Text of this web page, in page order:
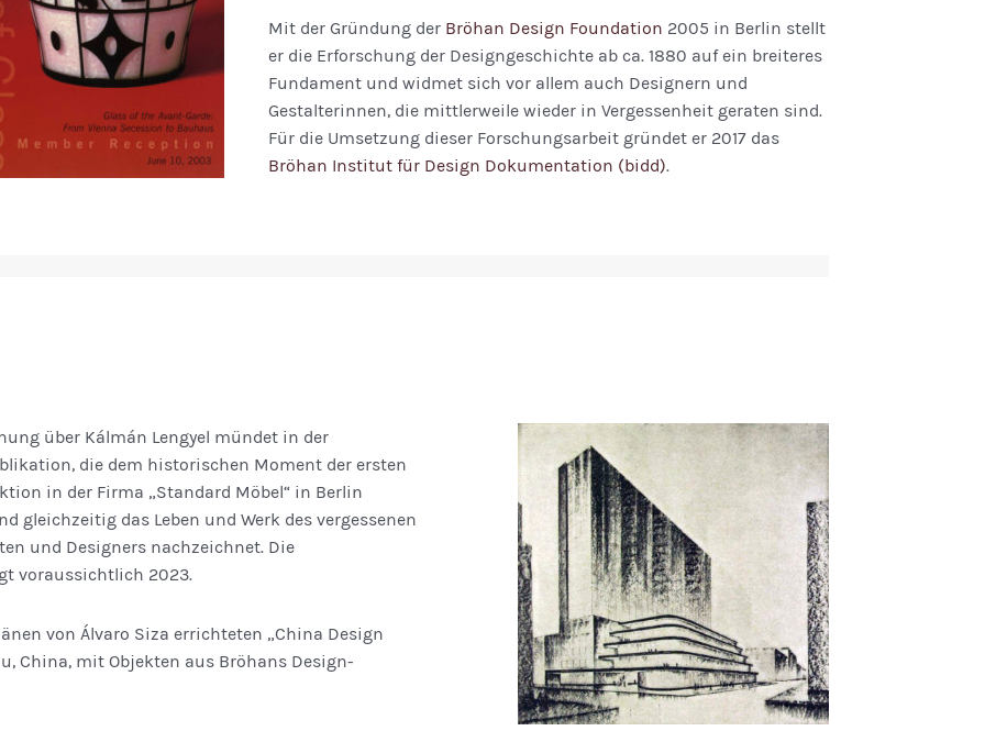
Mit der Gründung der Bröhan Design Foundation 2005 in Berlin stellt
er die Erforschung der Designgeschichte ab ca. 1880 auf ein breiteres
Fundament und widmet sich vor allem auch Designern und
Gestalterinnen, die mittlerweile wieder in Vergessenheit geraten sind.
Für die Umsetzung dieser Forschungsarbeit gründet er 2017 das
Bröhan Institut für Design Dokumentation (bidd).
über Kálmán Lengyel mündet in der
die dem historischen Moment der ersten
in der Firma „Standard Möbel“ in Berlin
gleichzeitig das Leben und Werk des vergessenen
und Designers nachzeichnet. Die
voraussichtlich 2023.
von Álvaro Siza errichteten „China Design
China, mit Objekten aus Bröhans Design­